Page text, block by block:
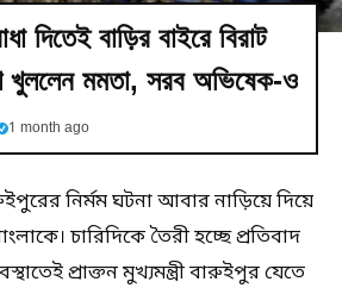
দিতেই বাড়ির বাইরে বিরাট
খুললেন মমতা, সরব অভিষেক-ও
1 month ago
নির্মম ঘটনা আবার নাড়িয়ে দিয়ে
চারিদিকে তৈরী হচ্ছে প্রতিবাদ
প্রাক্তন মুখ্যমন্ত্রী বারুইপুর যেতে